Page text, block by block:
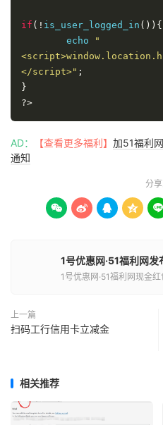
if (! is_user_logged_in ()){
	echo
"
</script>" ;
}
?>
AD： 【查看更多福利】 加51福利
通知
分享
    
1号优惠网·51福利网发
1号优惠网·51福利网现金
上一篇
扫码工行信用卡立减金
相关推荐